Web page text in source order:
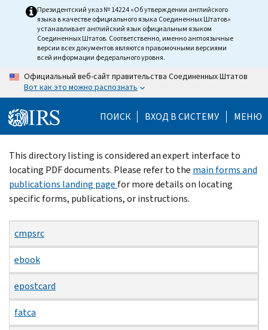
Президентский указ № 14224 «Об утверждении английского
языка в качестве официального языка Соединенных Штатов»
устанавливает английский язык официальным языком
Соединенных Штатов. Соответственно, именно англоязычные
версии всех документов являются правомочными версиями
всей информации федерального уровня.
Официальный веб-сайт правительства Соединенных Штатов
Вот как это можно распознать
ПОИСК ВХОД В СИСТЕМУ МЕНЮ
Beginning
of
main
content
This directory listing is considered an expert interface to
locating PDF documents. Please refer to the main forms and
publications landing page for more details on locating
specific forms, publications, or instructions.
cmpsrc
ebook
epostcard
fatca